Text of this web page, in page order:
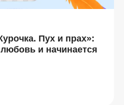
Пух и прах»:
любовь и начинается